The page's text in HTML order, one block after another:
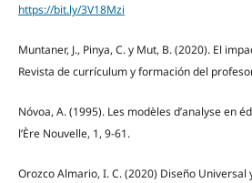
https://bit.ly/3V18Mzi
Muntaner, J., Pinya, C. y Mut, B. (2020). El
Revista de currículum y formación del
Nóvoa, A. (1995). Les modèles d’analyse en
l’Ère Nouvelle, 1, 9-61.
Orozco Almario, I. C. (2020) Diseño